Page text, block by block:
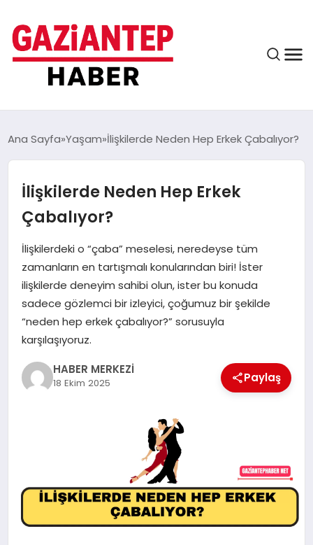
ASAYIŞ
EĞITIM
KÜLTÜR VE SANAT
MAGAZIN
DIĞER
Ana Sayfa Yaşam İlişkilerde Neden Hep Erkek Çabalıyor?
İlişkilerde Neden Hep Erkek
Çabalıyor?
İlişkilerdeki o “çaba” meselesi, neredeyse tüm
zamanların en tartışmalı konularından biri! İster
ilişkilerde deneyim sahibi olun, ister bu konuda
sadece gözlemci bir izleyici, çoğumuz bir şekilde
“neden hep erkek çabalıyor?” sorusuyla
karşılaşıyoruz.
HABER MERKEZİ
18 Ekim 2025 Paylaş